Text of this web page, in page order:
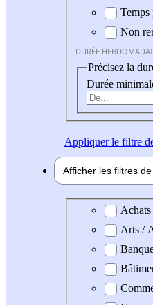
Temps
Non
DURÉE
Précisez la
Durée
Appliquerle filtre
Afficher les filtres de
Domaine
Arts /